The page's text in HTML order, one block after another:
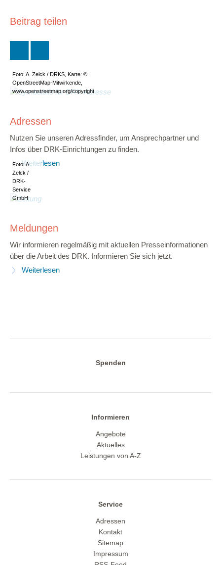
Beitrag teilen
Foto: A. Zelck / DRKS, Karte: ©
OpenStreetMap-Mitwirkende,
www.openstreetmap.org/copyright
Adressen
Nutzen Sie unseren Adressfinder, um Ansprechpartner und
Infos über DRK-Einrichtungen zu finden.
Weiterlesen
Foto: A.
Zelck /
DRK-
Service
GmbH
Meldungen
Wir informieren regelmäßig mit aktuellen Presseinformationen
über die Arbeit des DRK. Informieren Sie sich jetzt.
Weiterlesen
Spenden
Informieren
Angebote
Aktuelles
Leistungen von A-Z
Service
Adressen
Kontakt
Sitemap
Impressum